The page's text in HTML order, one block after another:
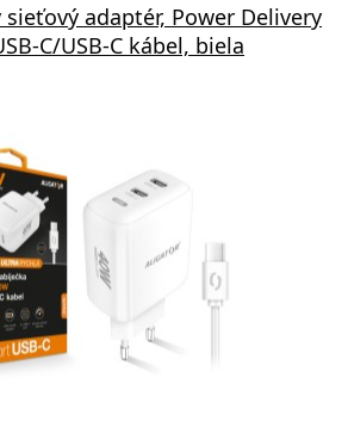
adaptér, Power Delivery
C/USB-C kábel, biela